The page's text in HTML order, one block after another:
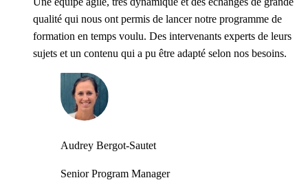
qualité qui nous ont permis de lancer notre programme de
formation en temps voulu. Des intervenants experts de leurs
sujets et un contenu qui a pu être adapté selon nos besoins.
Audrey Bergot-Sautet
Senior Program Manager